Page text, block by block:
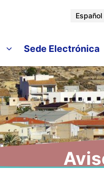
Español
Sede Electrónica